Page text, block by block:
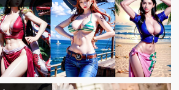
Cosplay Xiangling siêu cute